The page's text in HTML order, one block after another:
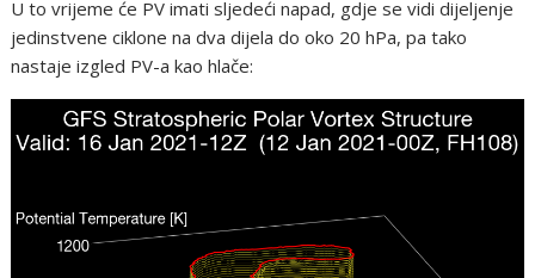
U to vrijeme će PV imati sljedeći napad, gdje se vidi dijeljenje
jedinstvene ciklone na dva dijela do oko 20 hPa, pa tako
nastaje izgled PV-a kao hlače: